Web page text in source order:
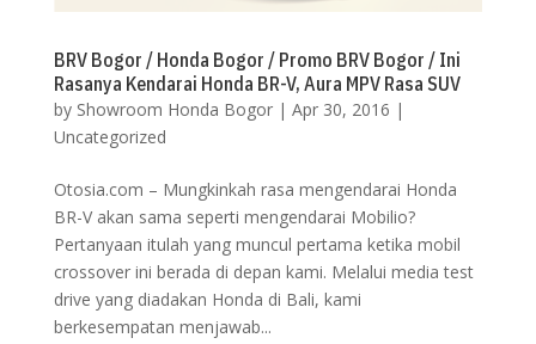
BRV Bogor / Honda Bogor / Promo BRV Bogor / Ini
Rasanya Kendarai Honda BR-V, Aura MPV Rasa SUV
by Showroom Honda Bogor| Apr 30, 2016 |
Uncategorized
Otosia.com – Mungkinkah rasa mengendarai Honda
BR-V akan sama seperti mengendarai Mobilio?
Pertanyaan itulah yang muncul pertama ketika mobil
crossover ini berada di depan kami. Melalui media test
drive yang diadakan Honda di Bali, kami
berkesempatan menjawab...